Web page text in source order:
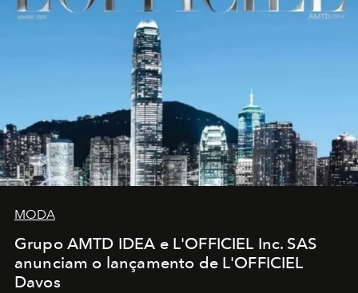
MODA
Grupo AMTD IDEA e L'OFFICIEL Inc. SAS
anunciam o lançamento de L'OFFICIEL
Davos